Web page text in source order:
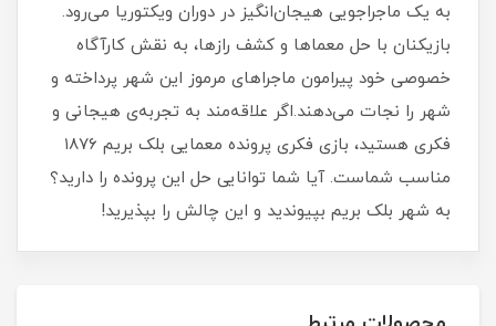
به یک ماجراجویی هیجان‌انگیز در دوران ویکتوریا می‌رود.
بازیکنان با حل معماها و کشف رازها، به نقش کارآگاه
خصوصی خود پیرامون ماجراهای مرموز این شهر پرداخته و
شهر را نجات می‌دهند.اگر علاقه‌مند به تجربه‌ی هیجانی و
فکری هستید، بازی فکری پرونده معمایی بلک بریم ۱۸۷۶
مناسب شماست. آیا شما توانایی حل این پرونده را دارید؟
به شهر بلک بریم بپیوندید و این چالش را بپذیرید!